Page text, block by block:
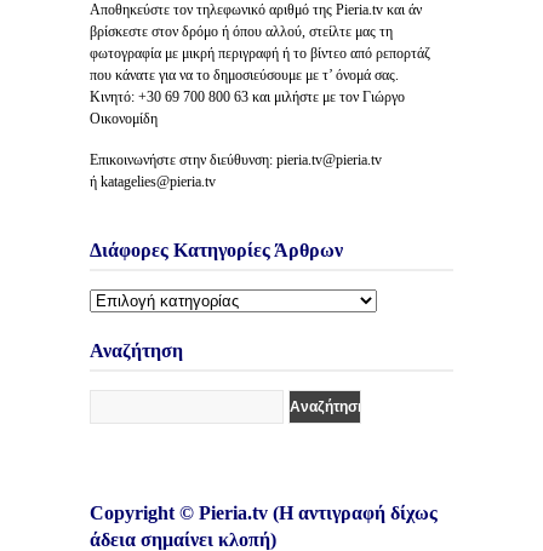
Αποθηκεύστε τον τηλεφωνικό αριθμό της Pieria.tv και άν
βρίσκεστε στον δρόμο ή όπου αλλού, στείλτε μας τη
φωτογραφία με μικρή περιγραφή ή το βίντεο από ρεπορτάζ
που κάνατε για να το δημοσιεύσουμε με τ’ όνομά σας.
Κινητό: +30 69 700 800 63 και μιλήστε με τον Γιώργο
Οικονομίδη
Επικοινωνήστε στην διεύθυνση: pieria.tv@pieria.tv
ή katagelies@pieria.tv
Διάφορες Κατηγορίες Άρθρων
Διάφορες
Άρθρων
Αναζήτηση
Copyright © Pieria.tv (Η αντιγραφή δίχως
άδεια σημαίνει κλοπή)